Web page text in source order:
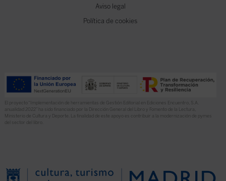
Aviso legal
Política de cookies
El proyecto “Implementación de herramientas de Gestión Editorial en Ediciones Encuentro, S.A.
anualidad 2022” ha sido financiado por la Dirección General del Libro y Fomento de la Lectura,
Ministerio de Cultura y Deporte. La finalidad de este apoyo es contribuir a la modernización de pymes
del sector del libro.